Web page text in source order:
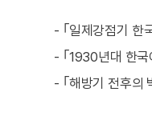
- ｢일제강점기 한
- ｢1930년대 한국
- ｢해방기 전후의